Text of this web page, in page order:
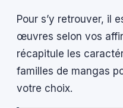
Pour s’y retrouver, il
œuvres selon vos
récapitule les
familles de mangas
votre choix.